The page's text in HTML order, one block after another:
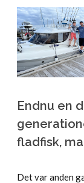
Endnu en
fladfisk,
Det var anden